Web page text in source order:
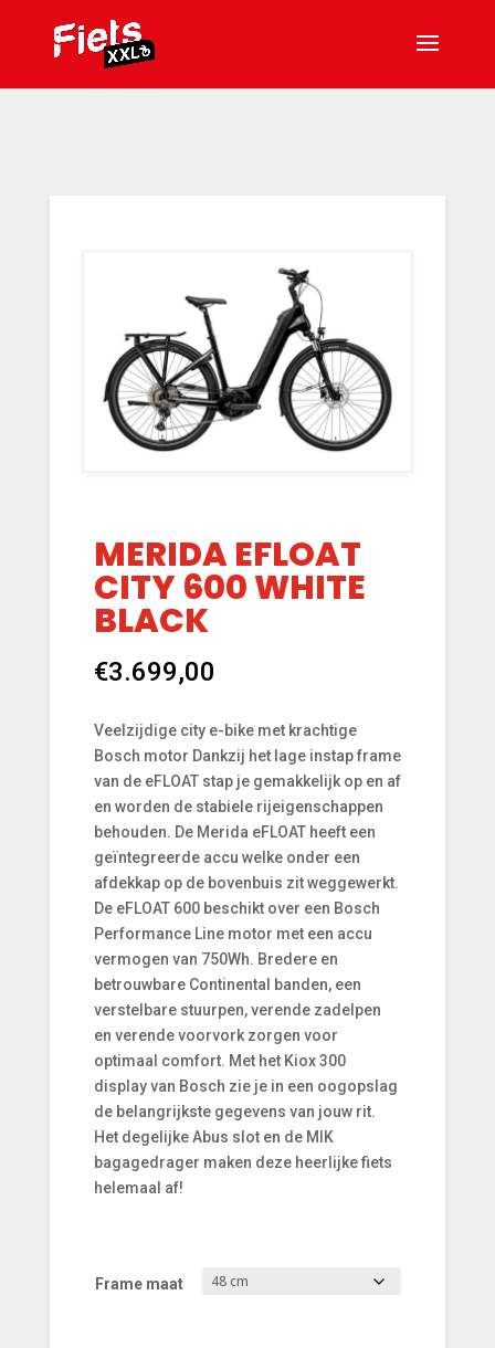
MERIDA EFLOAT
CITY 600 WHITE
BLACK
€3.699,00
Veelzijdige city e-bike met krachtige
Bosch motor Dankzij het lage instap frame
van de eFLOAT stap je gemakkelijk op en af
en worden de stabiele rijeigenschappen
behouden. De Merida eFLOAT heeft een
geïntegreerde accu welke onder een
afdekkap op de bovenbuis zit weggewerkt.
De eFLOAT 600 beschikt over een Bosch
Performance Line motor met een accu
vermogen van 750Wh. Bredere en
betrouwbare Continental banden, een
verstelbare stuurpen, verende zadelpen
en verende voorvork zorgen voor
optimaal comfort. Met het Kiox 300
display van Bosch zie je in een oogopslag
de belangrijkste gegevens van jouw rit.
Het degelijke Abus slot en de MIK
bagagedrager maken deze heerlijke fiets
helemaal af!
Frame maat